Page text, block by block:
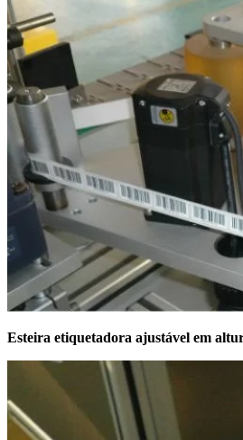
Esteira etiquetadora ajustável em